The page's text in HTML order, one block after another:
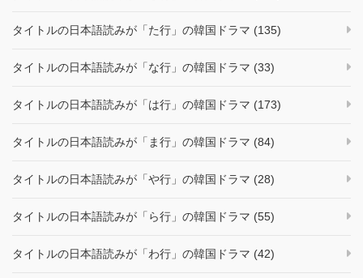
タイトルの日本語読みが「た行」の韓国ドラマ (135)
タイトルの日本語読みが「な行」の韓国ドラマ (33)
タイトルの日本語読みが「は行」の韓国ドラマ (173)
タイトルの日本語読みが「ま行」の韓国ドラマ (84)
タイトルの日本語読みが「や行」の韓国ドラマ (28)
タイトルの日本語読みが「ら行」の韓国ドラマ (55)
タイトルの日本語読みが「わ行」の韓国ドラマ (42)